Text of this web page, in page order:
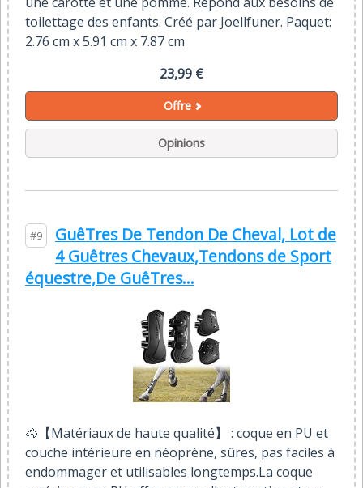
toilettage des enfants. Créé par Joellfuner. Paquet:
2.76 cm x 5.91 cm x 7.87 cm
23,99 €
Offre
Opinions
#9
GuêTres De Tendon De Cheval, Lot de
4 Guêtres Chevaux,Tendons de Sport
équestre,De GuêTres...
🐴【Matériaux de haute qualité】 : coque en PU et
couche intérieure en néoprène, sûres, pas faciles à
endommager et utilisables longtemps.La coque